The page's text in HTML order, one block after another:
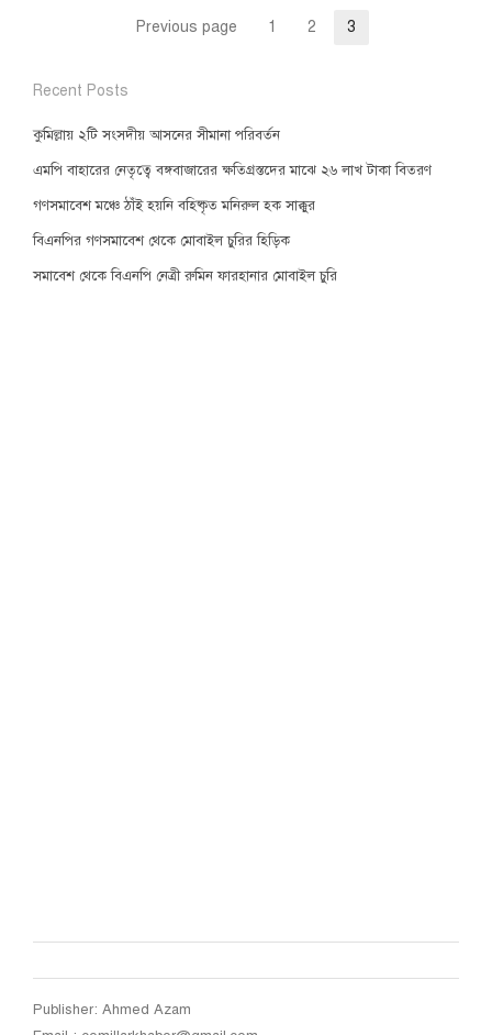
Previous page Page
1 Page
2 3
Recent Posts
কুমিল্লায় ২টি সংসদীয় আসনের সীমানা পরিবর্তন
এমপি বাহারের নেতৃত্বে বঙ্গবাজারের ক্ষতিগ্রস্তদের মাঝে ২৬ লাখ টাকা বিতরণ
গণসমাবেশ মঞ্চে ঠাঁই হয়নি বহিষ্কৃত মনিরুল হক সাক্কুর
বিএনপির গণসমাবেশ থেকে মোবাইল চুরির হিড়িক
সমাবেশ থেকে বিএনপি নেত্রী রুমিন ফারহানার মোবাইল চুরি
Publisher: Ahmed Azam